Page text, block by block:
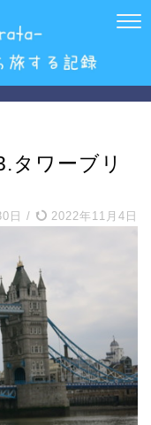
タワーブリ
日 / 2022年11月4日